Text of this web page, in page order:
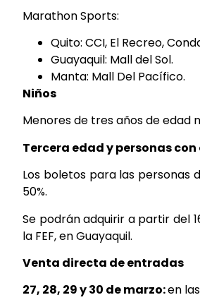
Marathon Sports:
Quito: CCI, El Recreo,
Guayaquil: Mall del Sol.
Manta: Mall Del Pacífico.
Niños
Menores de tres años de edad
Tercera edad y personas
Los boletos para las personas
50%.
Se podrán adquirir a partir del
la FEF, en Guayaquil.
Venta directa de entradas
27, 28, 29 y 30 de marzo:en